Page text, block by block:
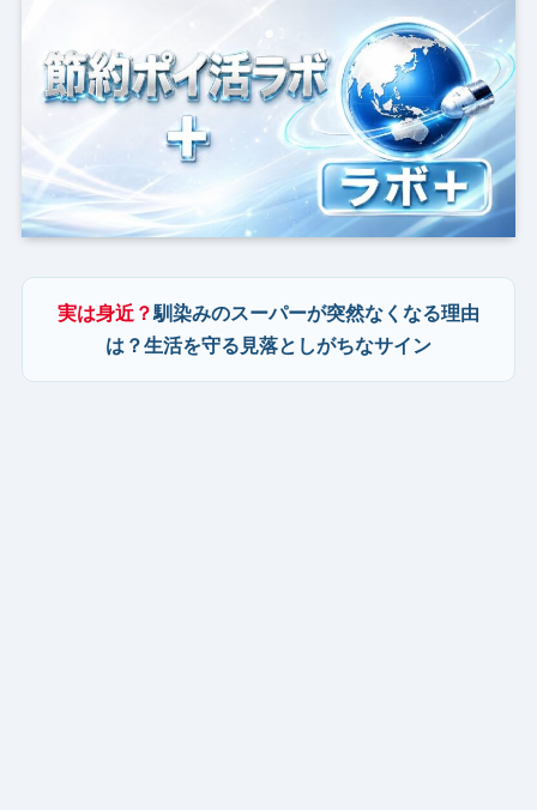
実は身近？馴染みのスーパーが突然なくなる理由
は？生活を守る見落としがちなサイン